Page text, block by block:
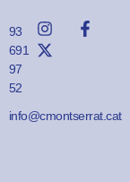
93
691
97
52
info@cmontserrat.cat